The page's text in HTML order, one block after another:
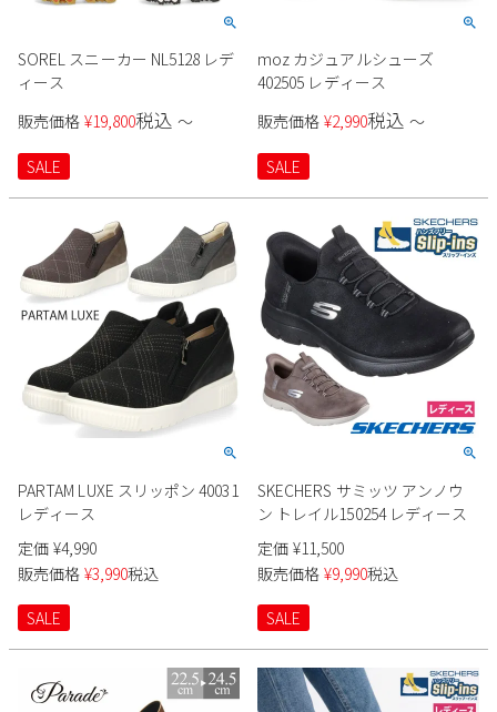
SOREL スニーカー NL5128 レデ
ィース
販売価格 ¥19,800税込 〜
SALE
moz カジュアルシューズ
402505 レディース
販売価格 ¥2,990税込 〜
SALE
PARTAM LUXE スリッポン 40031
レディース
定価 ¥4,990
販売価格 ¥3,990税込
SALE
SKECHERS サミッツ アンノウ
ン トレイル150254 レディース
定価 ¥11,500
販売価格 ¥9,990税込
SALE